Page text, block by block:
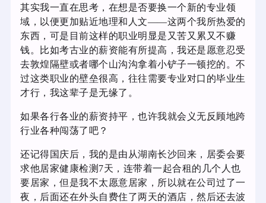
其实我一直在思考，在想是否要换一个新的专业领
域，以便更加贴近地理和人文——这两个我所热爱的
东西，可是目前这样的职业明显是又苦又累又不赚
钱。比如考古业的薪资能有所提高，我还是愿意忍受
去敦煌隔壁或者哪个山沟沟拿着小铲子一顿挖的。不
过这类职业的壁垒很高，往往需要专业对口的毕业生
才行，我这辈子是无缘了。
如果各行各业的薪资持平，也许我就会义无反顾地跨
行业各种闯荡了吧？
还记得国庆后，我的是由从湖南长沙回来，居委会要
求他居家健康检测7天，连带着一起合租的几个人也
要居家，但是我不太愿意居家，所以就在公司过了一
夜，后面还在外头自费住了两天的酒店，然后还去波